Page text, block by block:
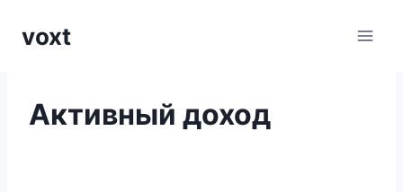
voxt
Активный доход